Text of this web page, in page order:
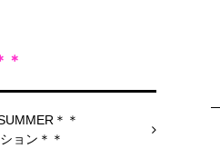
＊
＊＊
ョン＊＊